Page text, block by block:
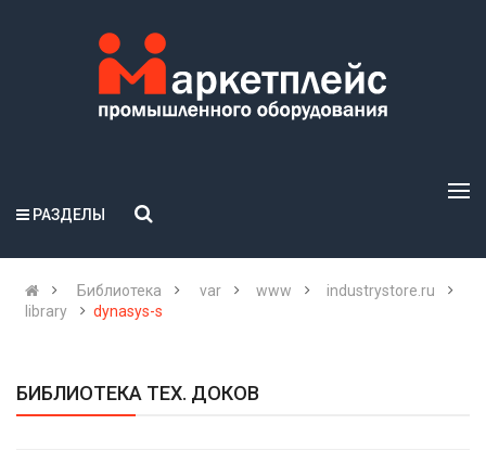
РАЗДЕЛЫ
Библиотека var www
industrystore.ru
library
dynasys-s
БИБЛИОТЕКА ТЕХ. ДОКОВ